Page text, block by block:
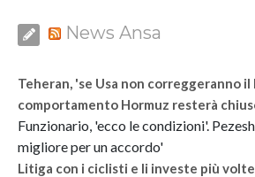
News Ansa
Teheran, 'se Usa non correggeranno il
comportamento Hormuz resterà
Funzionario, 'ecco le condizioni'.
migliore per un accordo'
Litiga con i ciclisti e li investe più